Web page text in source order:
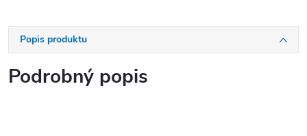
Popis produktu
Podrobný popis